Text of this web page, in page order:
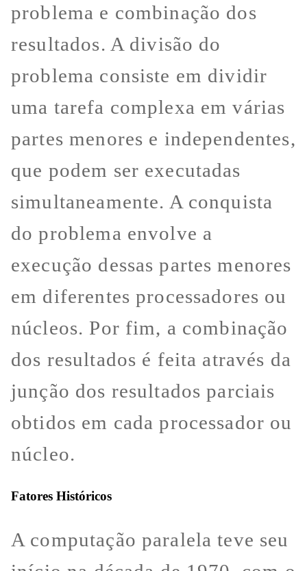
problema e combinação dos
resultados. A divisão do
problema consiste em dividir
uma tarefa complexa em várias
partes menores e independentes,
que podem ser executadas
simultaneamente. A conquista
do problema envolve a
execução dessas partes menores
em diferentes processadores ou
núcleos. Por fim, a combinação
dos resultados é feita através da
junção dos resultados parciais
obtidos em cada processador ou
núcleo.
Fatores Históricos
A computação paralela teve seu